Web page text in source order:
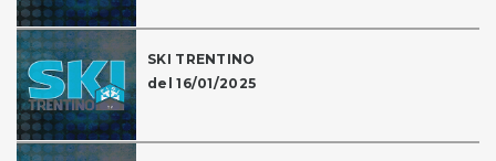
SKI TRENTINO
del 16/01/2025